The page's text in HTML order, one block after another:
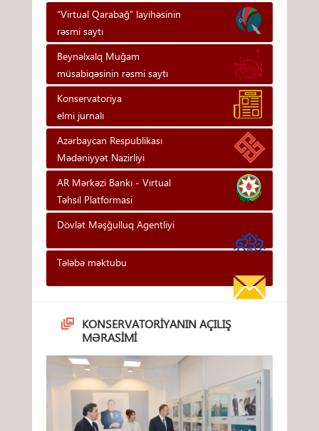
“Virtual Qarabağ” layihəsinin
rəsmi saytı
Beynəlxalq Muğam
müsabiqəsinin rəsmi saytı
Konservatoriya
elmi jurnalı
Azərbaycan Respublikası
Mədəniyyət Nazirliyi
AR Mərkəzi Bankı - Vi̇rtual
Təhsi̇l Platformasi
Dövlət Məşğulluq Agentliyi
Tələbə məktubu
KONSERVATORIYANIN AÇILIŞ
MƏRASIMI